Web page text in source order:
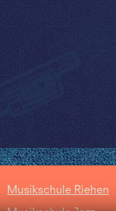
Musikschule Riehen